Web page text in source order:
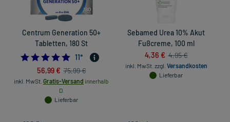
Centrum Generation 50+
Tabletten, 180 St
4.7272727272727275
11*
56,99 € 75,99 €
inkl. MwSt. Gratis-Versand innerhalb
D.
Lieferbar
Sebamed Urea 10% Akut
Fußcreme, 100 ml
4,36 € 4,95 €
inkl. MwSt. zzgl. Versandkosten
Lieferbar